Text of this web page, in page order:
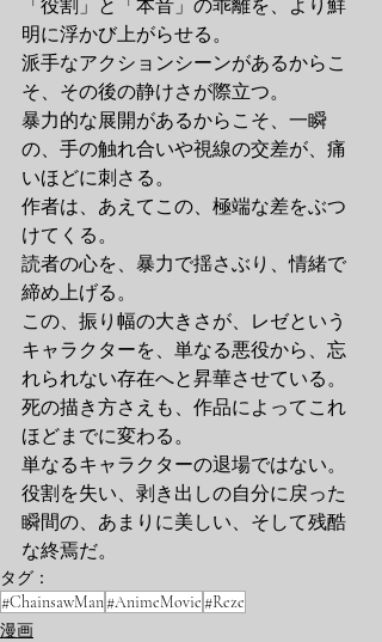
「役割」と「本音」の乖離を、より鮮
明に浮かび上がらせる。
派手なアクションシーンがあるからこ
そ、その後の静けさが際立つ。
暴力的な展開があるからこそ、一瞬
の、手の触れ合いや視線の交差が、痛
いほどに刺さる。
作者は、あえてこの、極端な差をぶつ
けてくる。
読者の心を、暴力で揺さぶり、情緒で
締め上げる。
この、振り幅の大きさが、レゼという
キャラクターを、単なる悪役から、忘
れられない存在へと昇華させている。
死の描き方さえも、作品によってこれ
ほどまでに変わる。
単なるキャラクターの退場ではない。
役割を失い、剥き出しの自分に戻った
瞬間の、あまりに美しい、そして残酷
な終焉だ。
タグ：
#ChainsawMan#AnimeMovie#Reze
漫画